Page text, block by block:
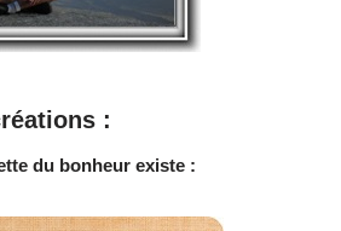
:
du bonheur existe :